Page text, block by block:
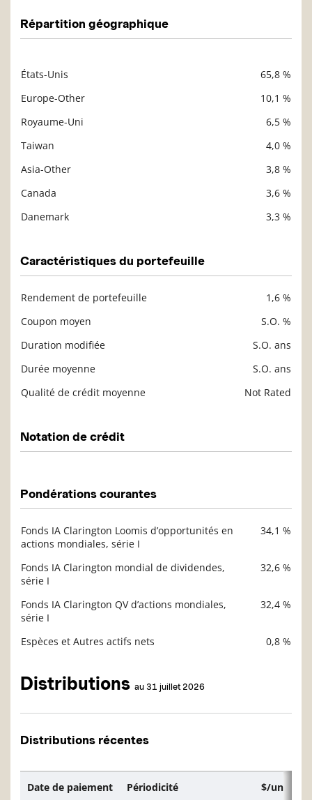
Répartition géographique
États-Unis
65,8 %
Europe-Other
10,1 %
Royaume-Uni
6,5 %
Taiwan
4,0 %
Asia-Other
3,8 %
Canada
3,6 %
Danemark
3,3 %
Caractéristiques du portefeuille
Rendement de portefeuille
1,6 %
Coupon moyen
S.O. %
Duration modifiée
S.O. ans
Durée moyenne
S.O. ans
Qualité de crédit moyenne
Not Rated
Notation de crédit
Description
Pondérations courantes
DescriptionValeur liquidative
Fonds IA Clarington Loomis d’opportunités en
actions mondiales, série I
34,1 %
Fonds IA Clarington mondial de dividendes,
série I
32,6 %
Fonds IA Clarington QV d’actions mondiales,
série I
32,4 %
Espèces et Autres actifs nets 0,8 %
Distributions au 31 juillet 2026
Distributions récentes
Date de paiement Périodicité $/unité